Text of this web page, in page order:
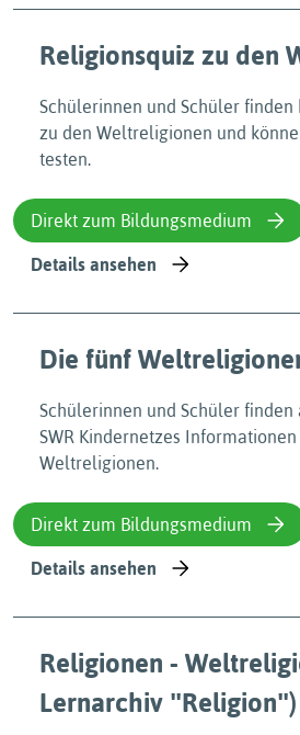
Religionsquiz zu den
Schülerinnen und Schüler
zu den Weltreligionen und
testen.
Direkt zum Bildungsmedium
Details ansehen
Die fünf
Schülerinnen und Schüler finden
SWR Kindernetzes
Weltreligionen.
Direkt zum Bildungsmedium
Details ansehen
Religionen -
Lernarchiv ʺReligionʺ)